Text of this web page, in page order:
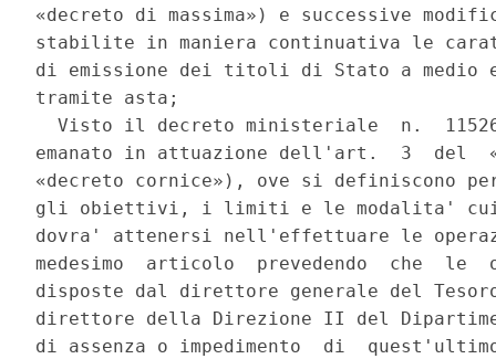
«decreto di massima») e successive
stabilite in maniera continuativa le
di emissione dei titoli di Stato a medio
tramite asta;
Visto il decreto ministeriale  n.
emanato in attuazione dell'art.  3  del
«decreto cornice»), ove si definiscono
gli obiettivi, i limiti e le modalita' cui
dovra' attenersi nell'effettuare le
medesimo  articolo  prevedendo  che  le
disposte dal direttore generale del
direttore della Direzione II del
di assenza o impedimento  di